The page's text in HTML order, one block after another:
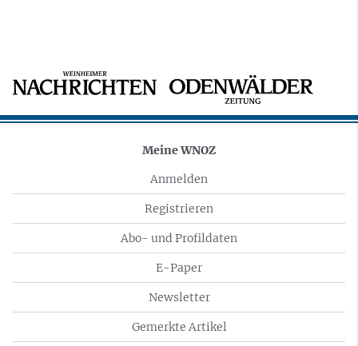
Meine WNOZ
Anmelden
Registrieren
Abo- und Profildaten
E-Paper
Newsletter
Gemerkte Artikel